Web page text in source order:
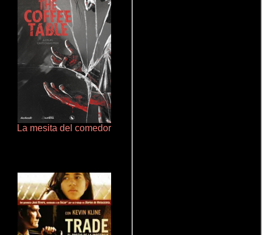
La mesita del comedor